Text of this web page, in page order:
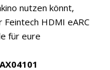
nutzen könnt,
HDMI eARC
für eure